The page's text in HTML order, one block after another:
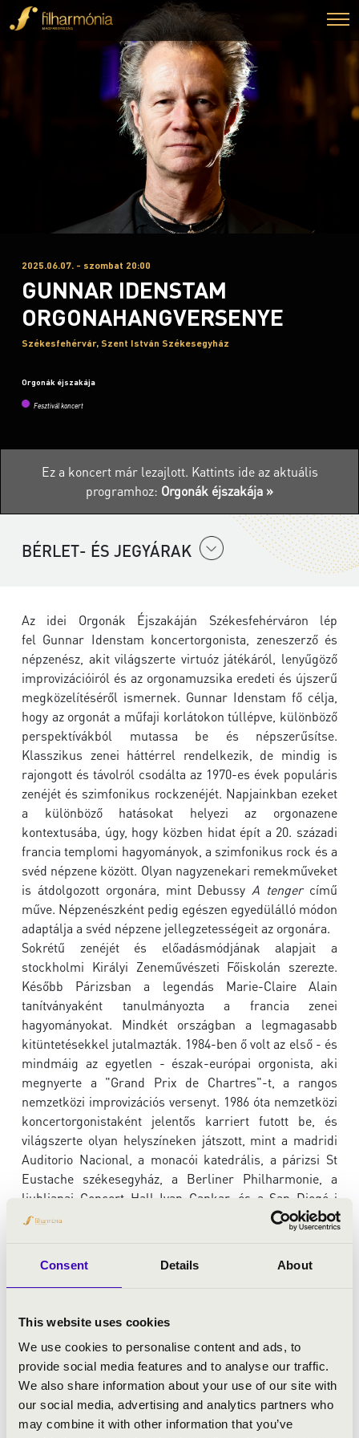
Consent Details About
This website uses cookies
We use cookies to personalise content and ads, to
provide social media features and to analyse our traffic.
We also share information about your use of our site with
our social media, advertising and analytics partners who
may combine it with other information that you’ve
2025.06.07. - szombat 20:00
GUNNAR IDENSTAM
ORGONAHANGVERSENYE
Székesfehérvár, Szent István Székesegyház
Orgonák éjszakája
Fesztivál koncert
Ez a koncert már lezajlott. Kattints ide az aktuális
programhoz: Orgonák éjszakája »
BÉRLET- ÉS JEGYÁRAK
Az idei Orgonák Éjszakáján Székesfehérváron lép
fel Gunnar Idenstam koncertorgonista, zeneszerző és
népzenész, akit világszerte virtuóz játékáról, lenyűgöző
improvizációiról és az orgonamuzsika eredeti és újszerű
megközelítéséről ismernek. Gunnar Idenstam fő célja,
hogy az orgonát a műfaji korlátokon túllépve, különböző
perspektívákból mutassa be és népszerűsítse.
Klasszikus zenei háttérrel rendelkezik, de mindig is
rajongott és távolról csodálta az 1970-es évek populáris
zenéjét és szimfonikus rockzenéjét. Napjainkban ezeket
a különböző hatásokat helyezi az orgonazene
kontextusába, úgy, hogy közben hidat épít a 20. századi
francia templomi hagyományok, a szimfonikus rock és a
svéd népzene között. Olyan nagyzenekari remekműveket
is átdolgozott orgonára, mint Debussy A tengercímű
műve. Népzenészként pedig egészen egyedülálló módon
adaptálja a svéd népzene jellegzetességeit az orgonára.
Sokrétű zenéjét és előadásmódjának alapjait a
stockholmi Királyi Zeneművészeti Főiskolán szerezte.
Később Párizsban a legendás Marie-Claire Alain
tanítványaként tanulmányozta a francia zenei
hagyományokat. Mindkét országban a legmagasabb
kitüntetésekkel jutalmazták. 1984-ben ő volt az első - és
mindmáig az egyetlen - észak-európai orgonista, aki
megnyerte a "Grand Prix de Chartres"-t, a rangos
nemzetközi improvizációs versenyt. 1986 óta nemzetközi
koncertorgonistaként jelentős karriert futott be, és
világszerte olyan helyszíneken játszott, mint a madridi
Auditorio Nacional, a monacói katedrális, a párizsi St
Eustache székesegyház, a Berliner Philharmonie, a
ljubljanai Concert Hall Ivan Cankar, és a San Diegó-i
Balboa Park Organ Pavillion, USA. Rendszeres fellépője
a szentpétervári Mariinszkij- és a moszkvai Zaryadie
Együttműködik más zenészekkel, például a legendás
táncok) tagjával, Erik Rydvallal (nyckelharpa). Idenstam
2013 májusa óta a Svéd Királyi Zeneakadémia tagja.
Ezen a koncerten Bach zenéjét hallhatjuk az
előadásában, és betekintést nyerhetünk a svéd "népi"